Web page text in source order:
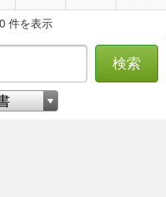
件を表示
検索